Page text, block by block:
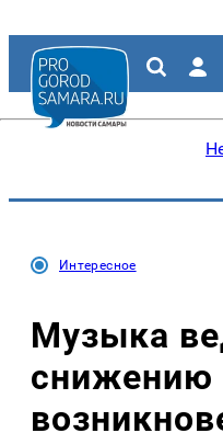
Интересное
Музыка
снижению